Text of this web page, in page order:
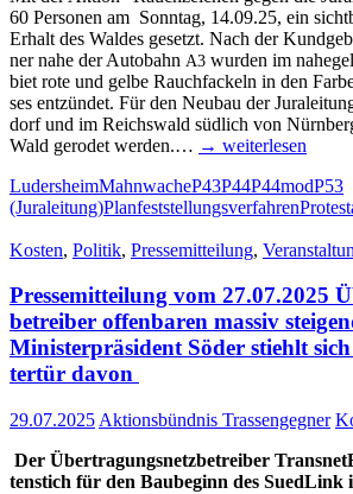
60 Per­so­nen am Sonn­tag, 14.09.25, ein
Erhalt des Wal­des gesetzt. Nach der
ner nahe der Auto­bahn A3 wur­den im
biet rote und gel­be Rauch­fa­ckeln in den
ses ent­zün­det. Für den Neu­bau der
dorf und im Reichs­wald süd­lich von
Wald gero­det wer­den.… → wei­ter­le­sen
LudersheimMahnwacheP43P44P44modP53
(Juraleitung)Planfeststellungsverfahren
Kosten, Politik, Pressemitteilung,
Pres­se­mit­tei­lung vom 27.07.2025
be­trei­ber offen­ba­ren mas­siv
Minis­ter­prä­si­dent Söder stiehlt
ter­tür davon
29.07.2025 Aktionsbündnis Trassengegner
Der Über­tra­gungs­netz­be­trei­ber
ten­stich für den Bau­be­ginn des Sued­Link